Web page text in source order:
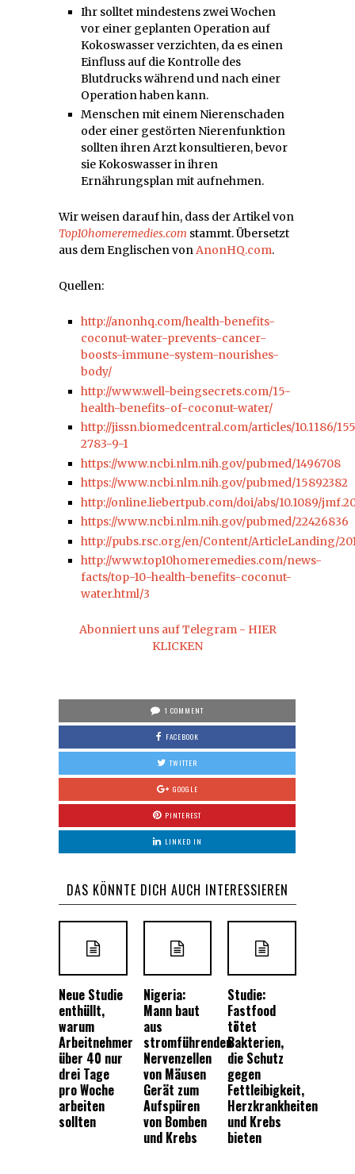
Ihr solltet mindestens zwei Wochen
vor einer geplanten Operation auf
Kokoswasser verzichten, da es einen
Einfluss auf die Kontrolle des
Blutdrucks während und nach einer
Operation haben kann.
Menschen mit einem Nierenschaden
oder einer gestörten Nierenfunktion
sollten ihren Arzt konsultieren, bevor
sie Kokoswasser in ihren
Ernährungsplan mit aufnehmen.
Wir weisen darauf hin, dass der Artikel von
Top10homeremedies.com stammt. Übersetzt
aus dem Englischen vonAnonHQ.com.
Quellen:
http://anonhq.com/health-benefits-
coconut-water-prevents-cancer-
boosts-immune-system-nourishes-
body/
http://www.well-beingsecrets.com/15-
health-benefits-of-coconut-water/
http://jissn.biomedcentral.com/articles/10.1186/
2783-9-1
https://www.ncbi.nlm.nih.gov/pubmed/1496708
https://www.ncbi.nlm.nih.gov/pubmed/15892382
http://online.liebertpub.com/doi/abs/10.1089/
https://www.ncbi.nlm.nih.gov/pubmed/22426836
http://pubs.rsc.org/en/Content/ArticleLanding/
http://www.top10homeremedies.com/news-
facts/top-10-health-benefits-coconut-
water.html/3
Abonniert uns auf Telegram - HIER
KLICKEN
1 COMMENT
FACEBOOK
TWITTER
GOOGLE
PINTEREST
LINKED IN
DAS KÖNNTE DICH AUCH INTERESSIEREN
Neue Studie
enthüllt,
warum
Arbeitnehmer
über 40 nur
drei Tage
pro Woche
arbeiten
sollten
Nigeria:
Mann baut
aus
stromführenden
Nervenzellen
von Mäusen
Gerät zum
Aufspüren
von Bomben
und Krebs
Studie:
Fastfood
tötet
Bakterien,
die Schutz
gegen
Fettleibigkeit,
Herzkrankheiten
und Krebs
bieten